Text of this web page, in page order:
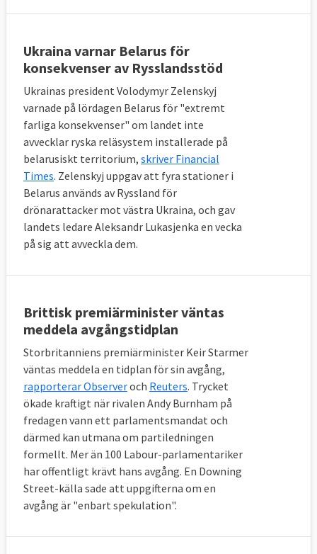
Ukraina varnar Belarus för
konsekvenser av Rysslandsstöd
Ukrainas president Volodymyr Zelenskyj
varnade på lördagen Belarus för "extremt
farliga konsekvenser" om landet inte
avvecklar ryska reläsystem installerade på
belarusiskt territorium, skriver Financial
Times. Zelenskyj uppgav att fyra stationer i
Belarus används av Ryssland för
drönarattacker mot västra Ukraina, och gav
landets ledare Aleksandr Lukasjenka en vecka
på sig att avveckla dem.
Brittisk premiärminister väntas
meddela avgångstidplan
Storbritanniens premiärminister Keir Starmer
väntas meddela en tidplan för sin avgång,
rapporterar Observeroch Reuters. Trycket
ökade kraftigt när rivalen Andy Burnham på
fredagen vann ett parlamentsmandat och
därmed kan utmana om partiledningen
formellt. Mer än 100 Labour-parlamentariker
har offentligt krävt hans avgång. En Downing
Street-källa sade att uppgifterna om en
avgång är "enbart spekulation".